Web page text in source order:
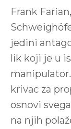
Frank
jedini
lik koji je u
krivac za
osnovi
na njih